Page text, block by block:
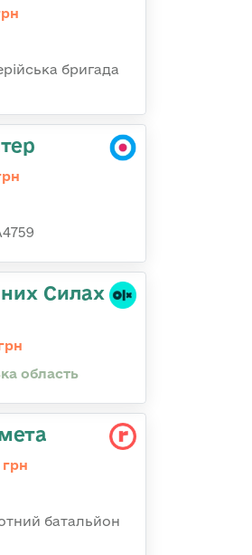
бригада
Силах
область
батальйон